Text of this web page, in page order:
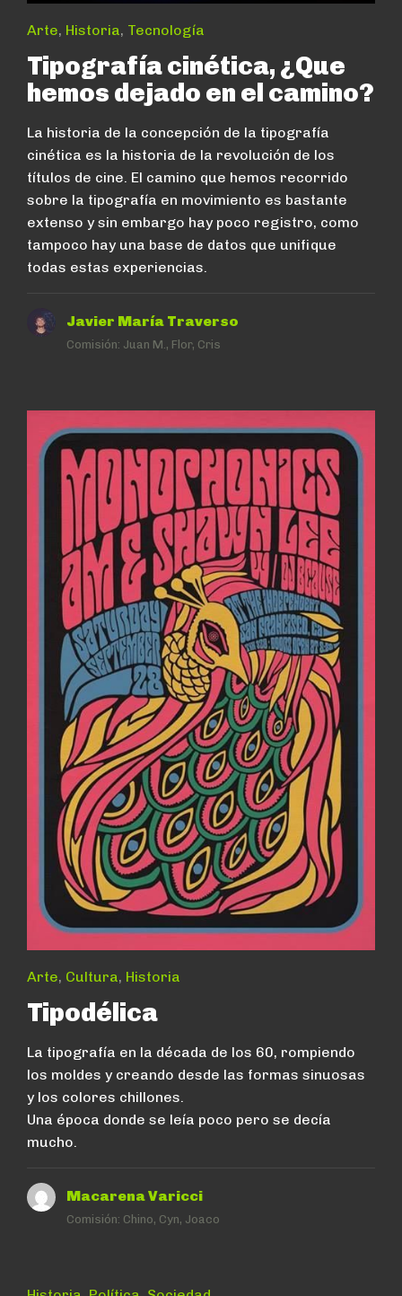
Arte, Historia, Tecnología
Tipografía cinética, ¿Que
hemos dejado en el camino?
La historia de la concepción de la tipografía
cinética es la historia de la revolución de los
títulos de cine. El camino que hemos recorrido
sobre la tipografía en movimiento es bastante
extenso y sin embargo hay poco registro, como
tampoco hay una base de datos que unifique
todas estas experiencias.
Javier María Traverso
Comisión: Juan M., Flor, Cris
Arte, Cultura, Historia
Tipodélica
La tipografía en la década de los 60, rompiendo
los moldes y creando desde las formas sinuosas
y los colores chillones.
Una época donde se leía poco pero se decía
mucho.
Macarena Varicci
Comisión: Chino, Cyn, Joaco